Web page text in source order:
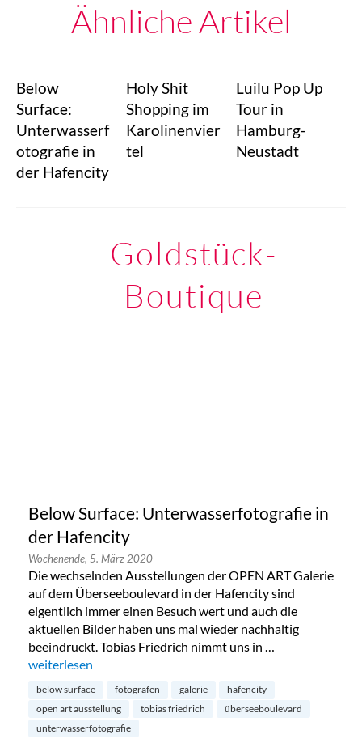
Ähnliche Artikel
Below
Surface:
Unterwasserf
otografie in
der Hafencity
Holy Shit
Shopping im
Karolinenvier
tel
Luilu Pop Up
Tour in
Hamburg-
Neustadt
Goldstück-
Boutique
Below Surface: Unterwasserfotografie in
der Hafencity
Wochenende, 5. März 2020
Die wechselnden Ausstellungen der OPEN ART Galerie
auf dem Überseeboulevard in der Hafencity sind
eigentlich immer einen Besuch wert und auch die
aktuellen Bilder haben uns mal wieder nachhaltig
beeindruckt. Tobias Friedrich nimmt uns in …
„Below Surface: Unterwasserfotografie in der Hafencity“
weiterlesen
below surface fotografen galerie
hafencity
open art ausstellung
tobias friedrich
überseeboulevard
unterwasserfotografie